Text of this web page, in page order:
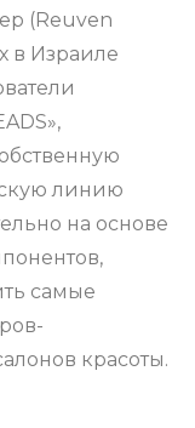
(Reuven
в Израиле
линию
на основе
самые
красоты.